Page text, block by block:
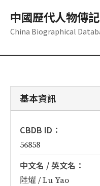
中國歷代人物傳
China Biographical
基本資訊
CBDB ID：
56858
中文名 / 英文名：
陸燿 / Lu Yao